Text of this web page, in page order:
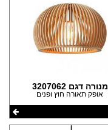
מנורה דגם 3207062
אופק תאורה חוץ ופנים